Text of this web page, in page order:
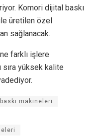
Komori dijital baskı
üretilen özel
sağlanacak.
farklı işlere
yüksek kalite
makineleri